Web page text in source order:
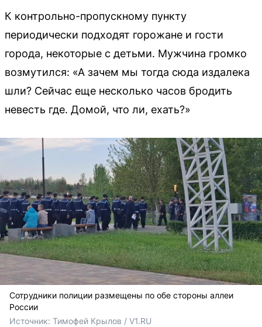
К контрольно-пропускному пункту
периодически подходят горожане и гости
города, некоторые с детьми. Мужчина громко
возмутился: «А зачем мы тогда сюда издалека
шли? Сейчас еще несколько часов бродить
невесть где. Домой, что ли, ехать?»
Сотрудники полиции размещены по обе стороны аллеи
России
Источник: Тимофей Крылов / V1.RU